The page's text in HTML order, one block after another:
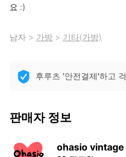
요 :)
남자 > 가방 > 기타(가방)
후루츠 '안전결제'하고
판매자 정보
ohasio vintage